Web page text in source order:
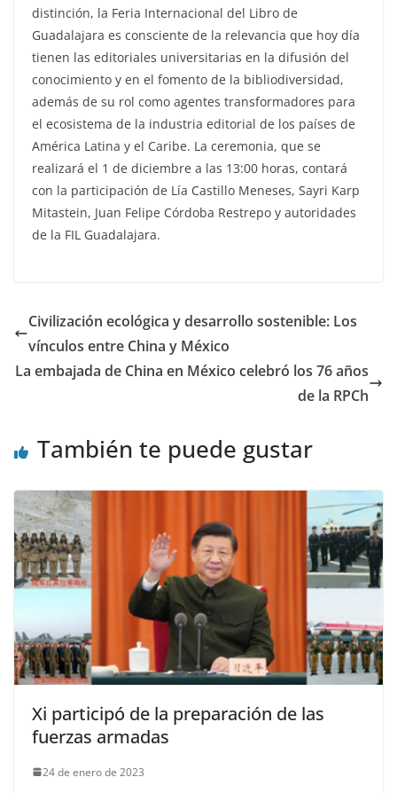
distinción, la Feria Internacional del Libro de
Guadalajara es consciente de la relevancia que hoy día
tienen las editoriales universitarias en la difusión del
conocimiento y en el fomento de la bibliodiversidad,
además de su rol como agentes transformadores para
el ecosistema de la industria editorial de los países de
América Latina y el Caribe. La ceremonia, que se
realizará el 1 de diciembre a las 13:00 horas, contará
con la participación de Lía Castillo Meneses, Sayri Karp
Mitastein, Juan Felipe Córdoba Restrepo y autoridades
de la FIL Guadalajara.
Civilización ecológica y desarrollo sostenible: Los
vínculos entre China y México
La embajada de China en México celebró los 76 años
de la RPCh
También te puede gustar
Xi participó de la preparación de las
fuerzas armadas
24 de enero de 2023